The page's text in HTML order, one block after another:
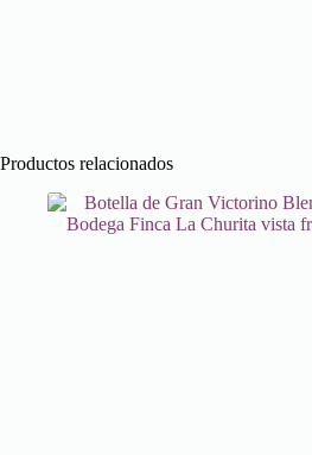
Productos relacionados